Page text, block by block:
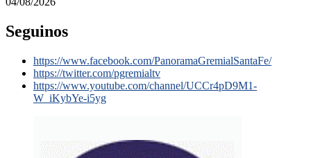
Seguinos
https://www.facebook.com/PanoramaGremialSantaFe/
https://twitter.com/pgremialtv
https://www.youtube.com/channel/UCCr4pD9M1-
W_iKybYe-i5yg